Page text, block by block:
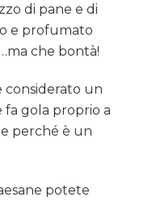
di pane e di
e profumato
che bontà!
considerato un
gola proprio a
perché è un
potete